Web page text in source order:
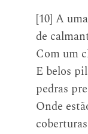
[10] A
de
Com um
E belos
pedras
Onde